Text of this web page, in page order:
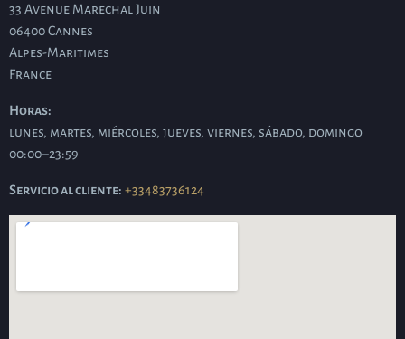
33 Avenue Marechal Juin
06400Cannes
Alpes-Maritimes
France
Horas:
lunes, martes, miércoles, jueves, viernes, sábado, domingo
00:00–23:59
Servicio al cliente: +33483736124